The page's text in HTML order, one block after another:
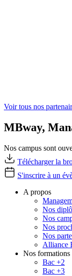
Voir tous nos
MBway,
Nos campus sont
Télécharger la
S'inscrire à un
A propos
Nos
Nos
Nos
Nos
Alliance
Nos formations
Bac +2
Bac +3